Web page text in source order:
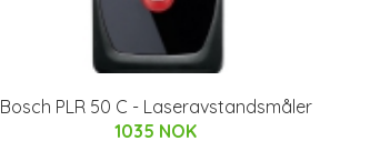
Bosch PLR 50 C - Laseravstandsmåler
1035 NOK